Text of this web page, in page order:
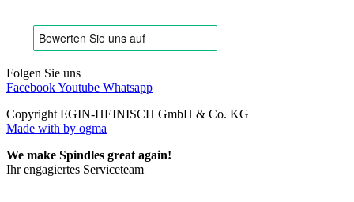
Folgen Sie uns
FacebookYoutube Whatsapp
Copyright EGIN-HEINISCH GmbH & Co. KG
Made with by ogma
We make Spindles great again!
Ihr engagiertes Serviceteam